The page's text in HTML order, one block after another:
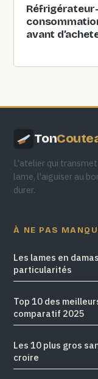
avant
Ton
L'atelier qui
lame, l'aiguiser au
durer.
À NE PAS
Les lames en
particularités
Top 10 des
comparatif 2025
Les 10 plus gros
croire